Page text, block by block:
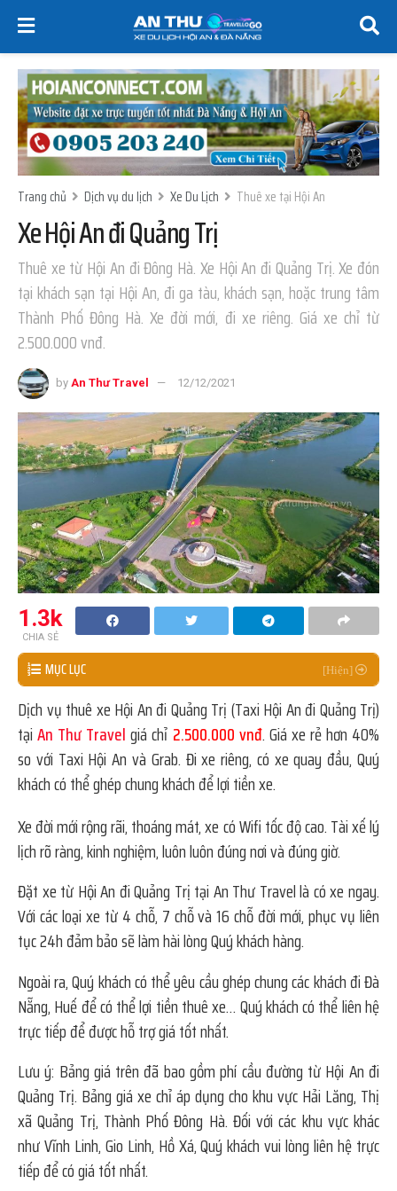
Trang chủ Dịch vụ du lịch Xe Du Lịch Thuê xe tại Hội An
Xe Hội An đi Quảng Trị
Thuê xe từ Hội An đi Đông Hà. Xe Hội An đi Quảng Trị. Xe đón
tại khách sạn tại Hội An, đi ga tàu, khách sạn, hoặc trung tâm
Thành Phố Đông Hà. Xe đời mới, đi xe riêng. Giá xe chỉ từ
2.500.000 vnđ.
by An Thư Travel 12/12/2021
1.3k
CHIA SẺ
MỤC LỤC
Dịch vụ thuê xe Hội An đi Quảng Trị (Taxi Hội An đi Quảng Trị)
tạiAn Thư Travel giá chỉ 2.500.000 vnđ. Giá xe rẻ hơn 40%
so với Taxi Hội An và Grab. Đi xe riêng, có xe quay đầu, Quý
khách có thể ghép chung khách để lợi tiền xe.
Xe đời mới rộng rãi, thoáng mát, xe có Wifi tốc độ cao. Tài xế lý
lịch rõ ràng, kinh nghiệm, luôn luôn đúng nơi và đúng giờ.
Đặt xe từ Hội An đi Quảng Trị tại An Thư Travel là có xe ngay.
Với các loại xe từ 4 chỗ, 7 chỗ và 16 chỗ đời mới, phục vụ liên
tục 24h đảm bảo sẽ làm hài lòng Quý khách hàng.
Ngoài ra, Quý khách có thể yêu cầu ghép chung các khách đi Đà
Nẵng, Huế để có thể lợi tiền thuê xe… Quý khách có thể liên hệ
trực tiếp để được hỗ trợ giá tốt nhất.
Lưu ý: Bảng giá trên đã bao gồm phí cầu đường từ Hội An đi
Quảng Trị. Bảng giá xe chỉ áp dụng cho khu vực Hải Lăng, Thị
xã Quảng Trị, Thành Phố Đông Hà. Đối với các khu vực khác
như Vĩnh Linh, Gio Linh, Hồ Xá, Quý khách vui lòng liên hệ trực
tiếp để có giá tốt nhất.